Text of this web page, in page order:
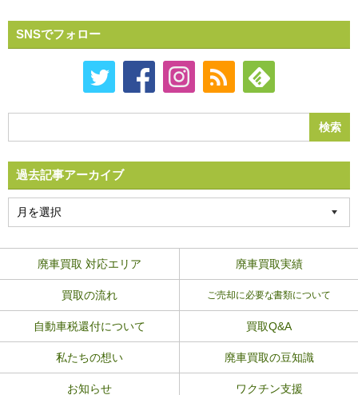
SNSでフォロー
過去記事アーカイブ
廃車買取 対応エリア 廃車買取実績
買取の流れ ご売却に必要な書類について
自動車税還付について 買取Q&A
私たちの想い 廃車買取の豆知識
お知らせ ワクチン支援